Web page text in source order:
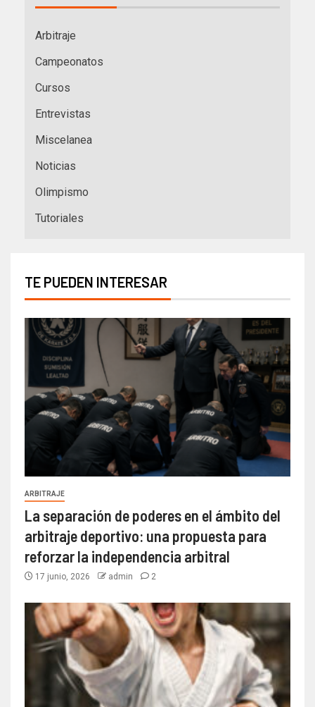
Arbitraje
Campeonatos
Cursos
Entrevistas
Miscelanea
Noticias
Olimpismo
Tutoriales
TE PUEDEN INTERESAR
ARBITRAJE
La separación de poderes en el ámbito del
arbitraje deportivo: una propuesta para
reforzar la independencia arbitral
17 junio, 2026 admin 2